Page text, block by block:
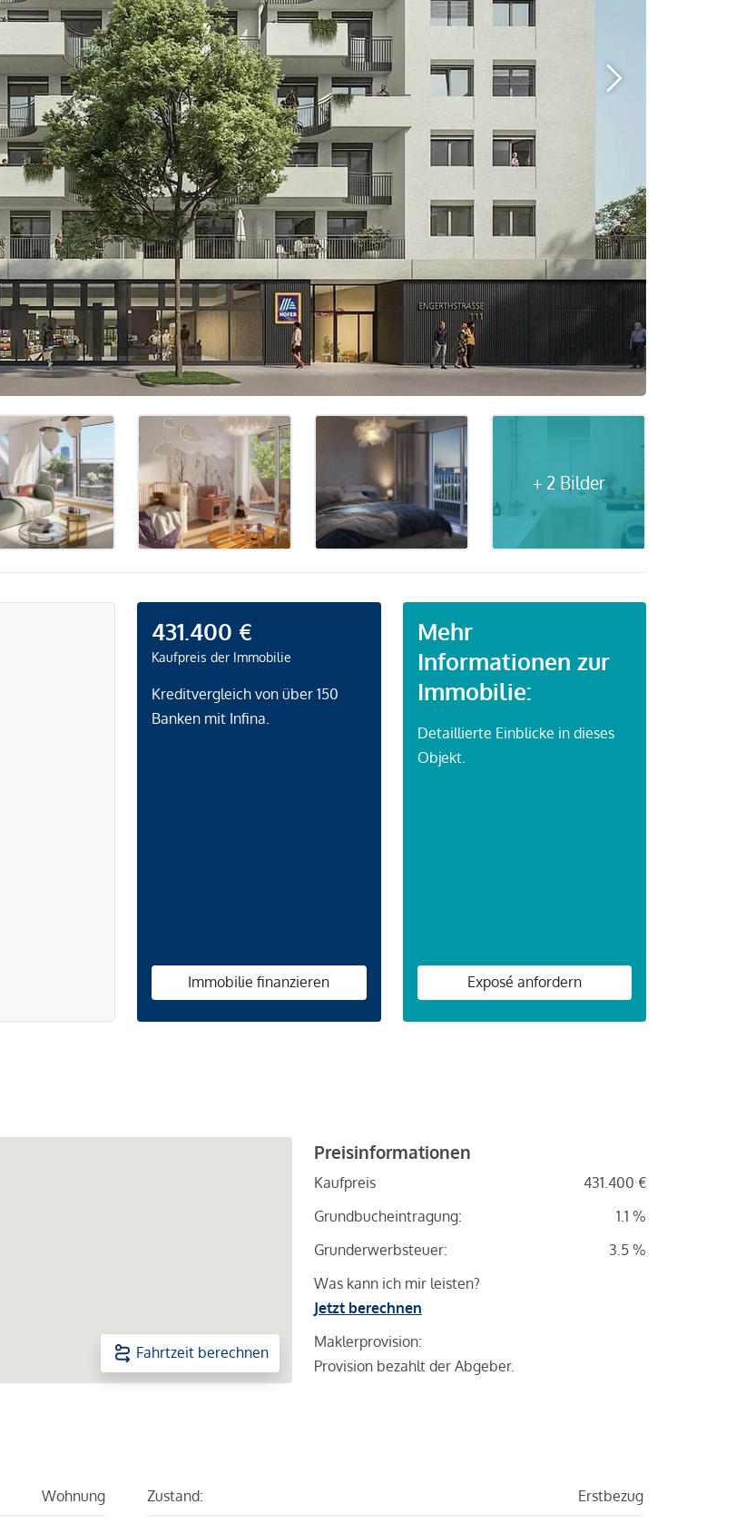
+ 2 Bilder
431.400 €
Kaufpreis der Immobilie
Kreditvergleich von über 150
Banken mit Infina.
Immobilie finanzieren
Mehr
Informationen zur
Immobilie:
Detaillierte Einblicke in dieses
Objekt.
Exposé anfordern
Fahrtzeit berechnen
Preisinformationen
Kaufpreis
431.400 €
Grundbucheintragung:
1.1 %
Grunderwerbsteuer:
3.5 %
Was kann ich mir leisten?
Jetzt berechnen
Maklerprovision:
Provision bezahlt der Abgeber.
Wohnung Zustand: Erstbezug